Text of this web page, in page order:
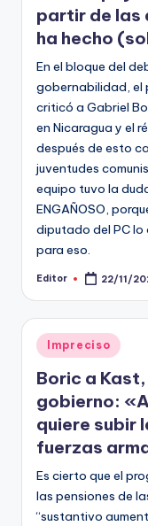
partir de las
ha hecho
En el bloque del
gobernabilidad, el
criticó a Gabriel
en Nicaragua y el
después de esto
juventudes
equipo tuvo la
ENGAÑOSO,
diputado del PC lo
para eso.
Publicado
Editor 22/11/
Publicado
en
Impreciso
Boric a
gobierno:
quiere subir
fuerzas
Es cierto que el
las pensiones de
“sustantivo